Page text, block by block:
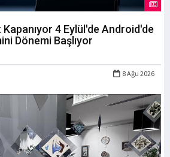
4 Eylül'de Android'de
Dönemi Başlıyor
8 Ağu 2026